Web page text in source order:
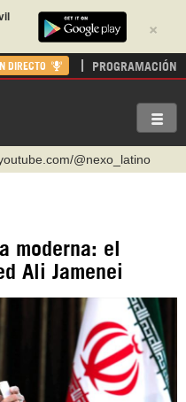
×
DIRECTO PROGRAMACIÓN
@nexo_latino
c/hispantv
+98 921 79 29 404
Nexolatino.Canal
moderna: el
Ali Jamenei